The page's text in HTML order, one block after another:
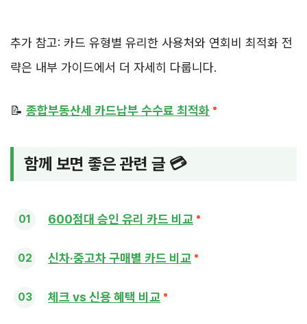
추가 참고: 카드 유형별 유리한 사용처와 연회비 최적화 전
략은 내부 가이드에서 더 자세히 다룹니다.
📝 종합부동산세 카드납부 수수료 최적화
함께 보면 좋은 관련 글 💳
600점대 승인 유리 카드 비교
신차·중고차 구매별 카드 비교
체크 vs 신용 혜택 비교